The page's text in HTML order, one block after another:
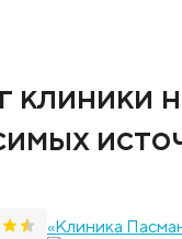
клиники
«Клиника